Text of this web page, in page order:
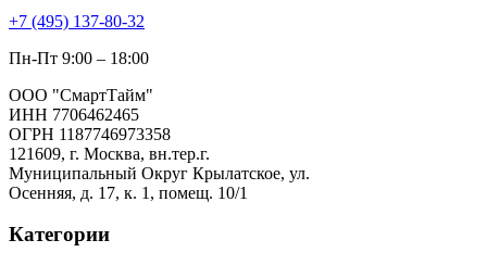
+7 (495) 137-80-32
Пн-Пт 9:00 – 18:00
ООО "СмартТайм"
ИНН 7706462465
ОГРН 1187746973358
121609, г. Москва, вн.тер.г.
Муниципальный Округ Крылатское, ул.
Осенняя, д. 17, к. 1, помещ. 10/1
Категории